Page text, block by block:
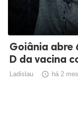
Goiânia abre
D da vacina
Ladislau  há 2